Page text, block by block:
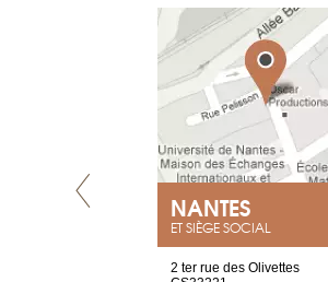
NANTES
ET SIÈGE SOCIAL
2 ter rue des Olivettes